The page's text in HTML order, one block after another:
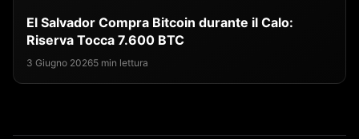
El Salvador Compra Bitcoin durante il Calo:
Riserva Tocca 7.600 BTC
3 Giugno 20265 min lettura